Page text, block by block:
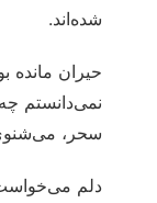
شده‌اند.
حیران مانده
نمی‌دانستم
سحر،
دلم می‌خواست